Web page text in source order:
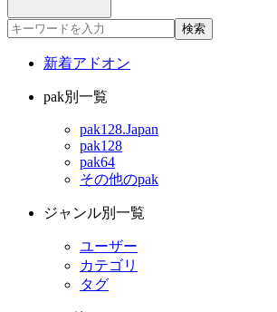
検索
新着アドオン
pak別一覧
pak128.Japan
pak128
pak64
その他のpak
ジャンル別一覧
ユーザー
カテゴリ
タグ